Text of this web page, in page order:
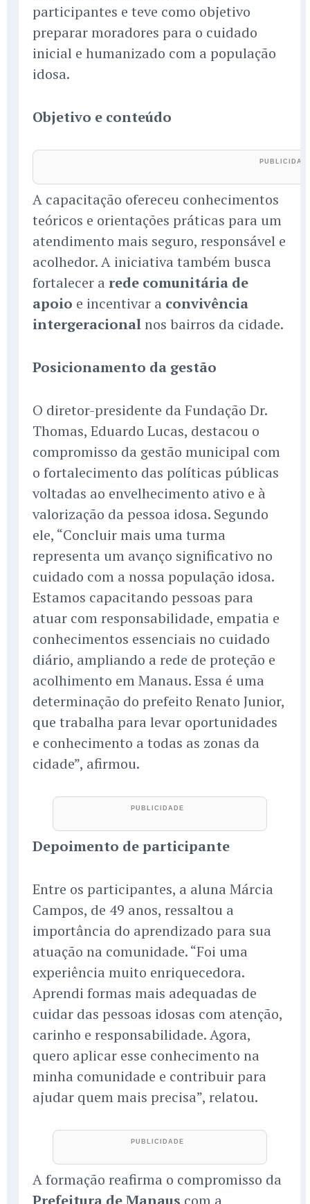
participantes e teve como objetivo
preparar moradores para o cuidado
inicial e humanizado com a população
idosa.
Objetivo e conteúdo
A capacitação ofereceu conhecimentos
teóricos e orientações práticas para um
atendimento mais seguro, responsável e
acolhedor. A iniciativa também busca
fortalecer a rede comunitária de
apoio e incentivar a convivência
intergeracionalnos bairros da cidade.
Posicionamento da gestão
O diretor-presidente da Fundação Dr.
Thomas, Eduardo Lucas, destacou o
compromisso da gestão municipal com
o fortalecimento das políticas públicas
voltadas ao envelhecimento ativo e à
valorização da pessoa idosa. Segundo
ele, “Concluir mais uma turma
representa um avanço significativo no
cuidado com a nossa população idosa.
Estamos capacitando pessoas para
atuar com responsabilidade, empatia e
conhecimentos essenciais no cuidado
diário, ampliando a rede de proteção e
acolhimento em Manaus. Essa é uma
determinação do prefeito Renato Junior,
que trabalha para levar oportunidades
e conhecimento a todas as zonas da
cidade”, afirmou.
Depoimento de participante
Entre os participantes, a aluna Márcia
Campos, de 49 anos, ressaltou a
importância do aprendizado para sua
atuação na comunidade. “Foi uma
experiência muito enriquecedora.
Aprendi formas mais adequadas de
cuidar das pessoas idosas com atenção,
carinho e responsabilidade. Agora,
quero aplicar esse conhecimento na
minha comunidade e contribuir para
ajudar quem mais precisa”, relatou.
A formação reafirma o compromisso da
Prefeitura de Manaus com a